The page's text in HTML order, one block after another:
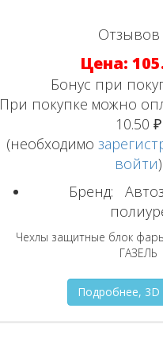
Отзывов
Цена:
Бонус при
При покупке можно
10.50 ₽
(необходимо
войти)
Бренд:
Чехлы защитные блок
ГАЗЕЛЬ
Подробнее, 3D